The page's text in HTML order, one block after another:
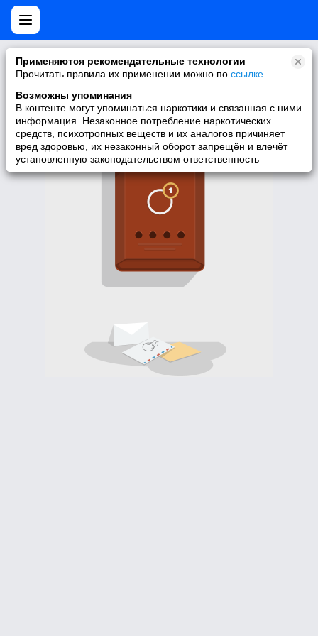
Применяются рекомендательные технологии
Прочитать правила их применении можно по ссылке
Возможны упоминания
В контенте могут упоминаться наркотики и связанная с ними
информация. Незаконное потребление наркотических
средств, психотропных веществ и их аналогов причиняет
вред здоровью, их незаконный оборот запрещён и влечёт
установленную законодательством ответственность
Нет мобильной версии
У запрашиваемой вами страницы нет версии для мобильных
версию Моего Мира.
Перейти на полную версию